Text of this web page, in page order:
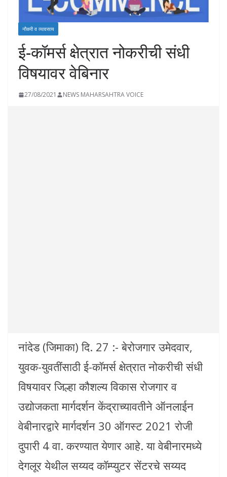
नौकरी व व्यावसाय
ई-कॉमर्स क्षेत्रात नोकरीची संधी
विषयावर वेबिनार
27/08/2021 NEWS MAHARSAHTRA VOICE
नांदेड (जिमाका) दि. 27 :- बेरोजगार उमेदवार,
युवक-युवतींसाठी ई-कॉमर्स क्षेत्रात नोकरीची संधी
विषयावर जिल्हा कौशल्य विकास रोजगार व
उद्योजकता मार्गदर्शन केंद्राच्यावतीने ऑनलाईन
वेबीनारद्वारे मार्गदर्शन 30 ऑगस्ट 2021 रोजी
दुपारी 4 वा. करण्यात येणार आहे. या वेबीनारमध्ये
देगलूर येथील सय्यद कॉम्प्युटर सेंटरचे सय्यद